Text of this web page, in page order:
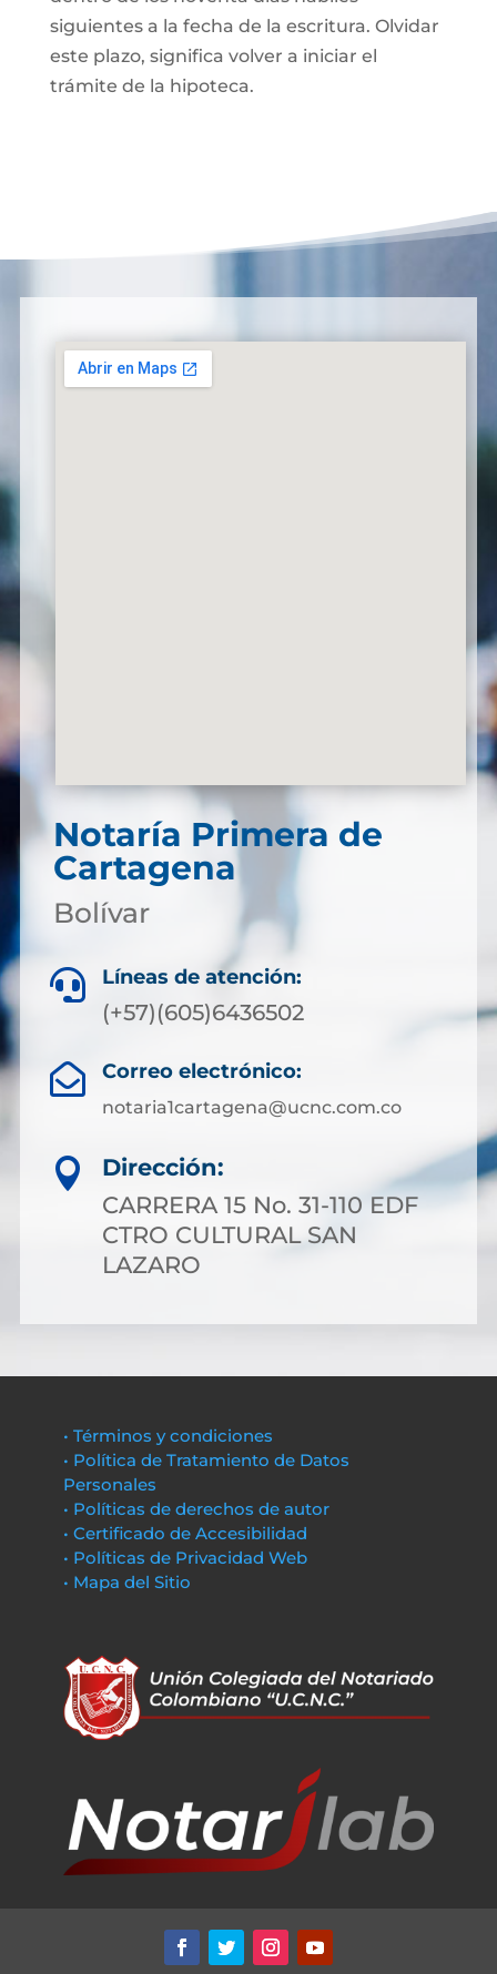
siguientes a la fecha de la escritura. Olvidar
este plazo, significa volver a iniciar el
trámite de la hipoteca.
Notaría Primera de
Cartagena
Bolívar
 Líneas de atención:
(+57)(605)6436502
 Correo electrónico:
notaria1cartagena@ucnc.com.co

Dirección:
CARRERA 15 No. 31-110 EDF
CTRO CULTURAL SAN
LAZARO
• Términos y condiciones
• Política de Tratamiento de Datos
Personales
• Políticas de derechos de autor
• Certificado de Accesibilidad
• Políticas de Privacidad Web
• Mapa del Sitio